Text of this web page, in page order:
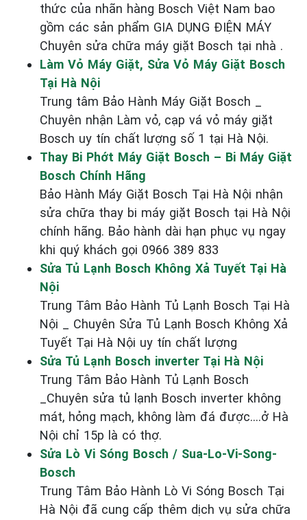
thức của nhãn hàng Bosch Việt Nam bao
gồm các sản phẩm GIA DỤNG ĐIỆN MÁY
Chuyên sửa chữa máy giặt Bosch tại nhà .
Làm Vỏ Máy Giặt, Sửa Vỏ Máy Giặt Bosch
Tại Hà Nội
Trung tâm Bảo Hành Máy Giặt Bosch _
Chuyên nhận Làm vỏ, cạp vá vỏ máy giặt
Bosch uy tín chất lượng số 1 tại Hà Nội.
Thay Bi Phớt Máy Giặt Bosch – Bi Máy Giặt
Bosch Chính Hãng
Bảo Hành Máy Giặt Bosch Tại Hà Nội nhận
sửa chữa thay bi máy giặt Bosch tại Hà Nội
chính hãng. Bảo hành dài hạn phục vụ ngay
khi quý khách gọi 0966 389 833
Sửa Tủ Lạnh Bosch Không Xả Tuyết Tại Hà
Nội
Trung Tâm Bảo Hành Tủ Lạnh Bosch Tại Hà
Nội _ Chuyên Sửa Tủ Lạnh Bosch Không Xả
Tuyết Tại Hà Nội uy tín chất lượng
Sửa Tủ Lạnh Bosch inverter Tại Hà Nội
Trung Tâm Bảo Hành Tủ Lạnh Bosch
_Chuyên sửa tủ lạnh Bosch inverter không
mát, hỏng mạch, không làm đá được....ở Hà
Nội chỉ 15p là có thợ.
Sửa Lò Vi Sóng Bosch / Sua-Lo-Vi-Song-
Bosch
Trung Tâm Bảo Hành Lò Vi Sóng Bosch Tại
Hà Nội đã cung cấp thêm dịch vụ sửa chữa